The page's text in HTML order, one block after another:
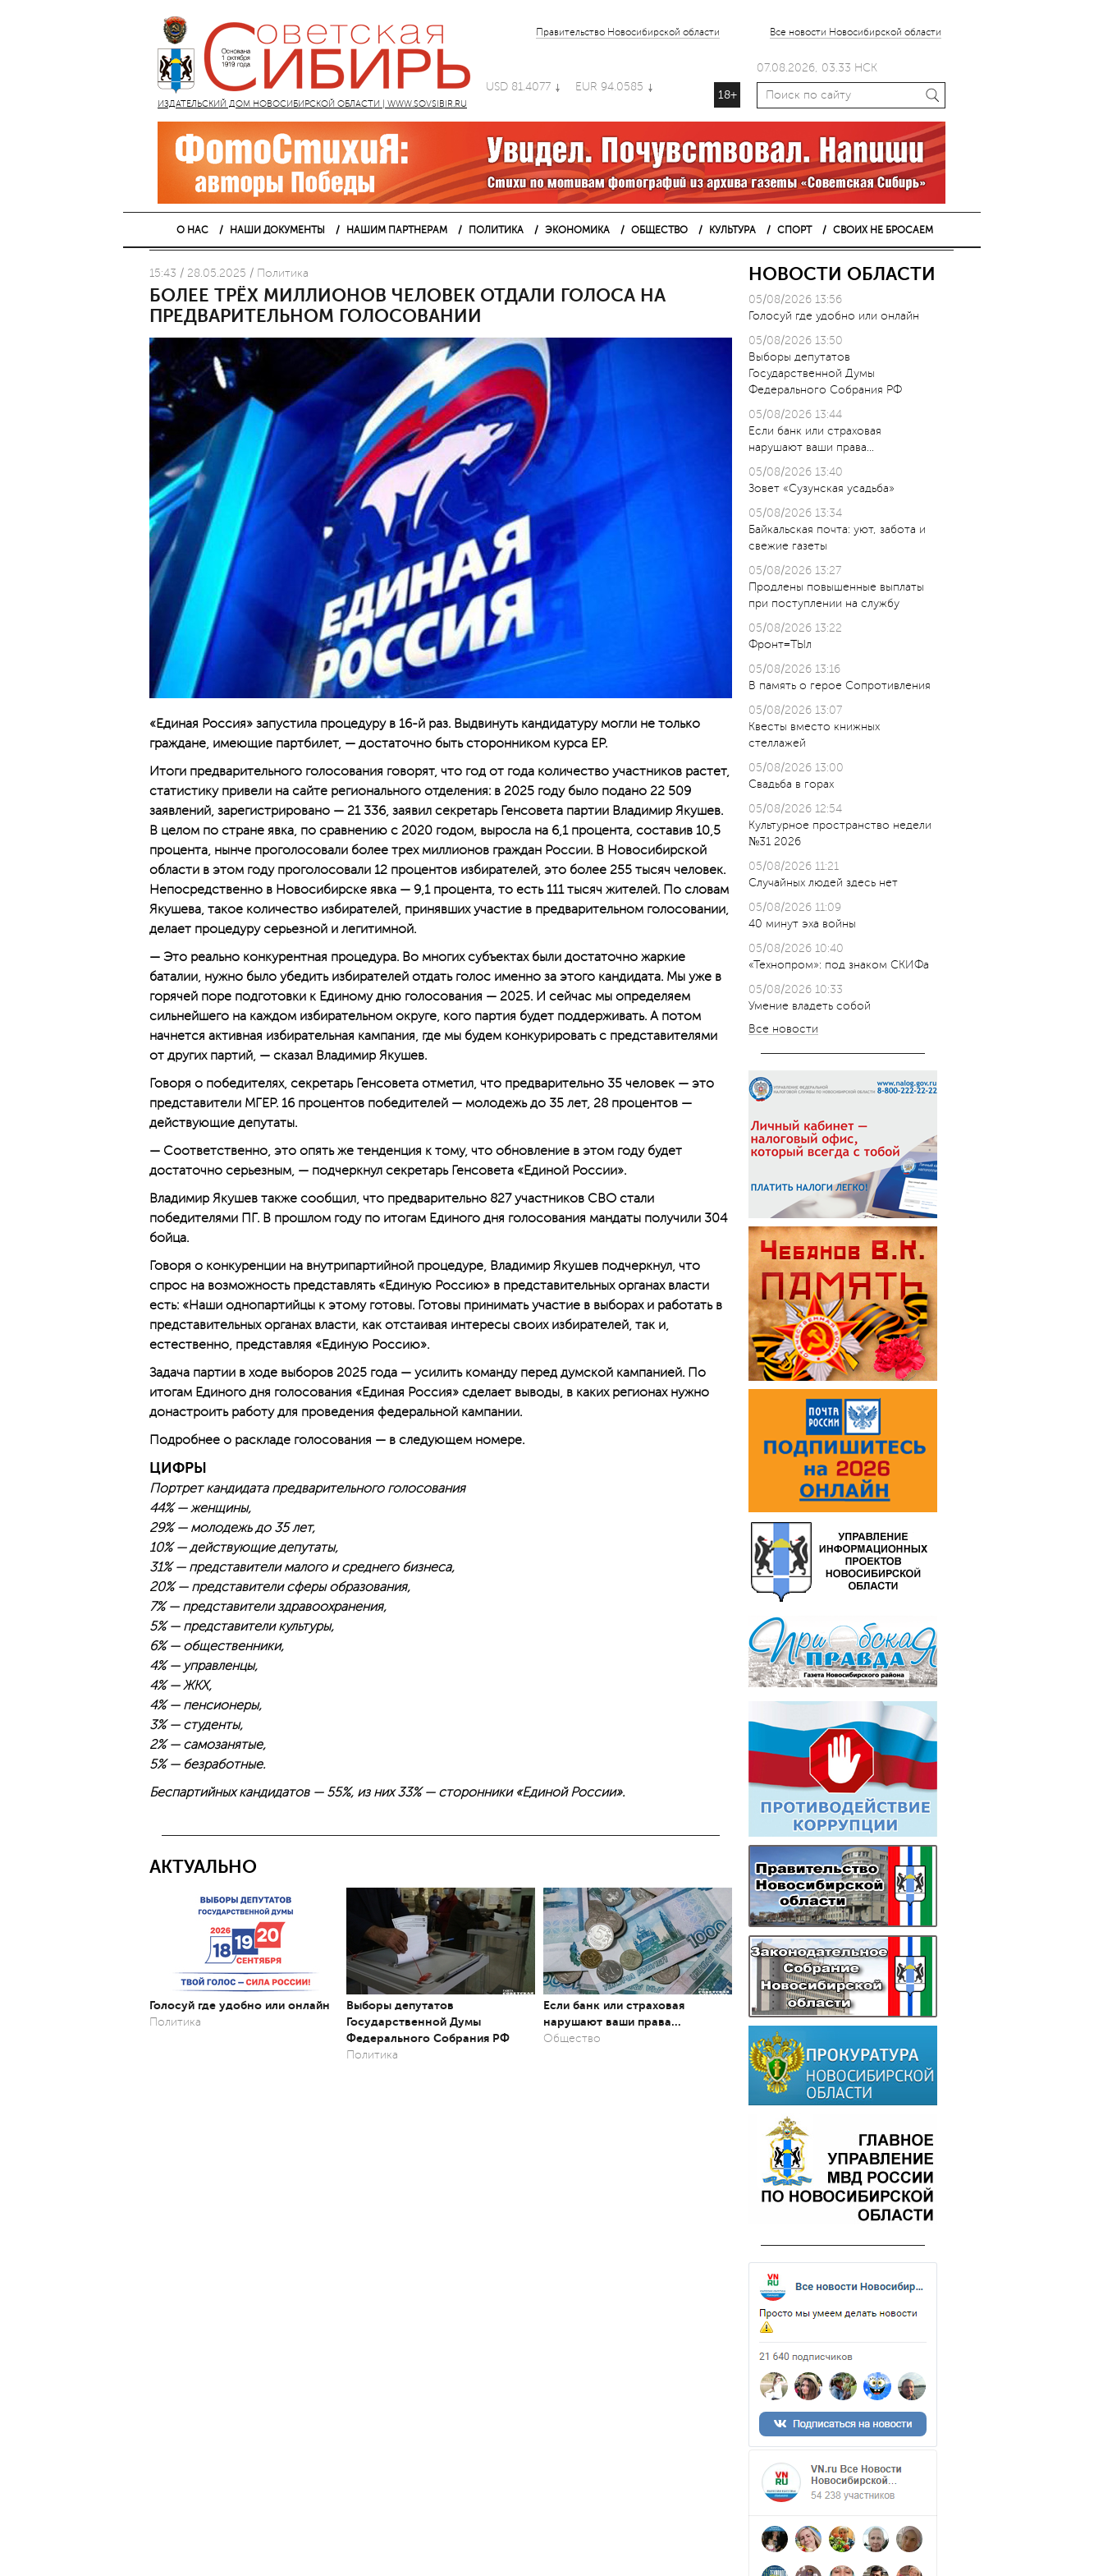
ИЗДАТЕЛЬСКИЙ ДОМ НОВОСИБИРСКОЙ ОБЛАСТИ | WWW.SOVSIBIR.RU
Правительство Новосибирской области Все новости Новосибирской области
USD 81.4077 EUR 94.0585
18+
07.08.2026, 03.33 НСК
О НАС НАШИ ДОКУМЕНТЫ НАШИМ ПАРТНЕРАМ ПОЛИТИКА ЭКОНОМИКА ОБЩЕСТВО КУЛЬТУРА СПОРТ СВОИХ НЕ БРОСАЕМ
15:43 / 28.05.2025 / Политика
БОЛЕЕ ТРЁХ МИЛЛИОНОВ ЧЕЛОВЕК ОТДАЛИ ГОЛОСА НА
ПРЕДВАРИТЕЛЬНОМ ГОЛОСОВАНИИ
«Единая Россия» запустила процедуру в 16-й раз. Выдвинуть кандидатуру могли не только
граждане, имеющие партбилет, — достаточно быть сторонником курса ЕР.
Итоги предварительного голосования говорят, что год от года количество участников растет,
статистику привели на сайте регионального отделения: в 2025 году было подано 22 509
заявлений, зарегистрировано — 21 336, заявил секретарь Генсовета партии Владимир Якушев.
В целом по стране явка, по сравнению с 2020 годом, выросла на 6,1 процента, составив 10,5
процента, нынче проголосовали более трех миллионов граждан России. В Новосибирской
области в этом году проголосовали 12 процентов избирателей, это более 255 тысяч человек.
Непосредственно в Новосибирске явка — 9,1 процента, то есть 111 тысяч жителей. По словам
Якушева, такое количество избирателей, принявших участие в предварительном голосовании,
делает процедуру серьезной и легитимной.
— Это реально конкурентная процедура. Во многих субъектах были достаточно жаркие
баталии, нужно было убедить избирателей отдать голос именно за этого кандидата. Мы уже в
горячей поре подготовки к Единому дню голосования — 2025. И сейчас мы определяем
сильнейшего на каждом избирательном округе, кого партия будет поддерживать. А потом
начнется активная избирательная кампания, где мы будем конкурировать с представителями
от других партий, — сказал Владимир Якушев.
Говоря о победителях, секретарь Генсовета отметил, что предварительно 35 человек — это
представители МГЕР. 16 процентов победителей — молодежь до 35 лет, 28 процентов —
действующие депутаты.
— Соответственно, это опять же тенденция к тому, что обновление в этом году будет
достаточно серьезным, — подчеркнул секретарь Генсовета «Единой России».
Владимир Якушев также сообщил, что предварительно 827 участников СВО стали
победителями ПГ. В прошлом году по итогам Единого дня голосования мандаты получили 304
бойца.
Говоря о конкуренции на внутрипартийной процедуре, Владимир Якушев подчерк­нул, что
спрос на возможность представлять «Единую Россию» в представительных органах власти
есть: «Наши однопартийцы к этому готовы. Готовы принимать участие в выборах и работать в
представительных органах власти, как отстаивая интересы своих избирателей, так и,
естественно, представляя «Единую Россию».
Задача партии в ходе выборов 2025 года — усилить команду перед думской кампанией. По
итогам Единого дня голосования «Единая Россия» сделает выводы, в каких регионах нужно
донастроить работу для проведения федеральной кампании.
Подробнее о раскладе голосования — в следующем номере.
ЦИФРЫ
Портрет кандидата предварительного голосования
44% — женщины,
29% — молодежь до 35 лет,
10% — действующие депутаты,
31% — представители малого и среднего бизнеса,
20% — представители сферы образования,
7% — представители здравоохранения,
5% — представители культуры,
6% — общественники,
4% — управленцы,
4% — ЖКХ,
4% — пенсионеры,
3% — студенты,
2% — самозанятые,
5% — безработные.
Беспартийных кандидатов — 55%, из них 33% — сторонники «Единой России».
АКТУАЛЬНО
Голосуй где удобно или онлайн
Политика
Выборы депутатов
Государственной Думы
Федерального Собрания РФ
Политика
Если банк или страховая
нарушают ваши права…
Общество
НОВОСТИ ОБЛАСТИ
05/08/2026 13:56
Голосуй где удобно или онлайн
05/08/2026 13:50
Выборы депутатов
Государственной Думы
Федерального Собрания РФ
05/08/2026 13:44
Если банк или страховая
нарушают ваши права…
05/08/2026 13:40
Зовет «Сузунская усадьба»
05/08/2026 13:34
Байкальская почта: уют, забота и
свежие газеты
05/08/2026 13:27
Продлены повышенные выплаты
при поступлении на службу
05/08/2026 13:22
Фронт=ТЫл
05/08/2026 13:16
В память о герое Сопротивления
05/08/2026 13:07
Квесты вместо книжных
стеллажей
05/08/2026 13:00
Свадьба в горах
05/08/2026 12:54
Культурное пространство недели
№31 2026
05/08/2026 11:21
Случайных людей здесь нет
05/08/2026 11:09
40 минут эха войны
05/08/2026 10:40
«Технопром»: под знаком СКИФа
05/08/2026 10:33
Умение владеть собой
Все новости